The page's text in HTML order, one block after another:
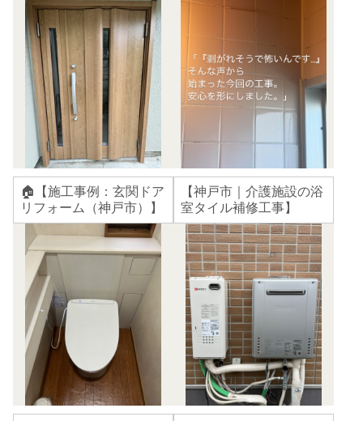
🏠【施工事例：玄関ドア
リフォーム（神戸市）】
【神戸市｜介護施設の浴
室タイル補修工事】